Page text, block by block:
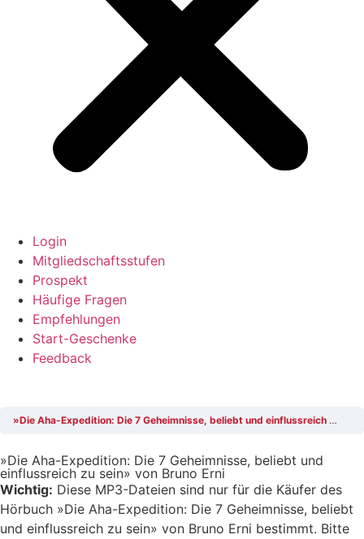
Login
Mitgliedschaftsstufen
Prospekt
Häufige Fragen
Empfehlungen
Start-Geschenke
Feedback
»Die Aha-Expedition: Die 7 Geheimnisse, beliebt und einflussreich zu sein» von Bruno Erni
»Die Aha-Expedition: Die 7 Geheimnisse, beliebt und
einflussreich zu sein» von Bruno Erni
Wichtig: Diese MP3-Dateien sind nur für die Käufer des
Hörbuch »Die Aha-Expedition: Die 7 Geheimnisse, beliebt
und einflussreich zu sein» von Bruno Erni bestimmt. Bitte